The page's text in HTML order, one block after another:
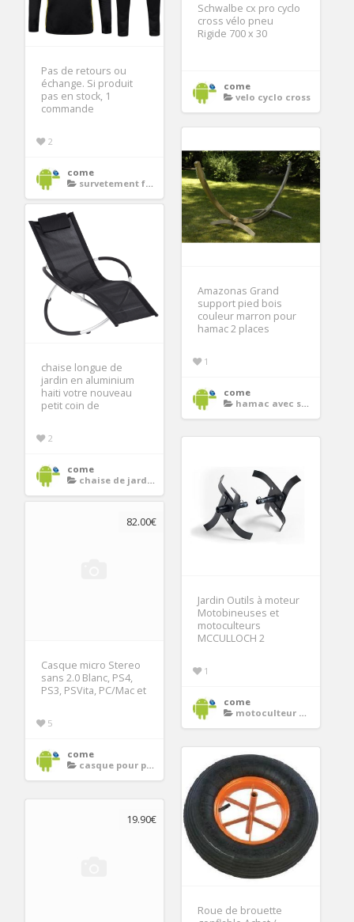
Pas de retours ou
échange. Si produit
pas en stock, 1
commande
2
come
survetement foot
Schwalbe cx pro cyclo
cross vélo pneu
Rigide 700 x 30
come
velo cyclo cross
Amazonas Grand
support pied bois
couleur marron pour
hamac 2 places
1
come
hamac avec support 2 places
chaise longue de
jardin en aluminium
haiti votre nouveau
petit coin de
2
come
chaise de jardin
Jardin Outils à moteur
Motobineuses et
motoculteurs
MCCULLOCH 2
1
come
motoculteur motobineuse
82.00€
Casque micro Stereo
sans 2.0 Blanc, PS4,
PS3, PSVita, PC/Mac et
5
come
casque pour ps4 sans fil
Roue de brouette
19.90€